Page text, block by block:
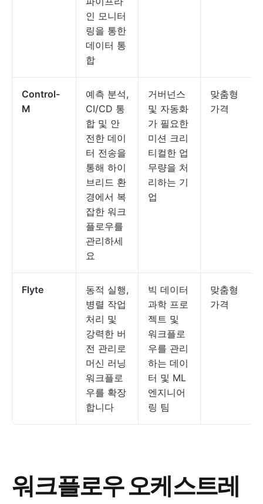
인 모니터
링을 통한
데이터 통
합
Control-
M
예측 분석,
CI/CD 통
합 및 안
전한 데이
터 전송을
통해 하이
브리드 환
경에서 복
잡한 워크
플로우를
관리하세
요
거버넌스
및 자동화
가 필요한
미션 크리
티컬한 업
무량을 처
리하는 기
업
맞춤형
가격
Flyte
동적 실행,
병렬 작업
처리 및
강력한 버
전 관리로
머신 러닝
워크플로
우를 확장
합니다
빅 데이터
과학 프로
젝트 및
워크플로
우를 관리
하는 데이
터 및 ML
엔지니어
링 팀
맞춤형
가격
워크플로우 오케스트레